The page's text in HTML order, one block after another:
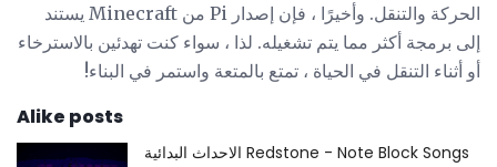
الحركة والتنقل. وأخيرًا ، فإن إصدار Pi من Minecraft يستند
إلى برمجة أكثر مما يتم تشغيله. لذا ، سواء كنت تهدئين بالاسترخاء
أو أثناء التنقل في الحياة ، تمتع بالمتعة واستمر في البناء!
Alike posts
الاحداث البدائية Redstone - Note Block Songs